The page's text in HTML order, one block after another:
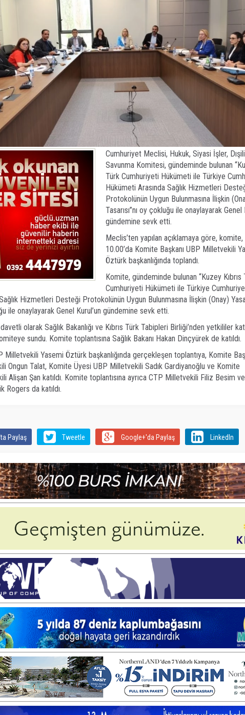
Cumhuriyet Meclisi, Hukuk, Siyasi İşler,
Savunma Komitesi, gündeminde bulunan
Türk Cumhuriyeti Hükümeti ile Türkiye
Hükümeti Arasında Sağlık Hizmetleri
Protokolünün Uygun Bulunmasına İlişkin
Tasarısı”nı oy çokluğu ile onaylayarak Genel
gündemine sevk etti.
Meclis’ten yapılan açıklamaya göre,
10.00’da Komite Başkanı UBP Milletvekili
Öztürk başkanlığında toplandı.
Komite, gündeminde bulunan “Kuzey Kıbrıs
Cumhuriyeti Hükümeti ile Türkiye
Hizmetleri Desteği Protokolünün Uygun Bulunmasına İlişkin (Onay) Yasa
ile onaylayarak Genel Kurul’un gündemine sevk etti.
olarak Sağlık Bakanlığı ve Kıbrıs Türk Tabipleri Birliği’nden yetkililer
sundu. Komite toplantısına Sağlık Bakanı Hakan Dinçyürek de katıldı.
Milletvekili Yasemi Öztürk başkanlığında gerçekleşen toplantıya, Komite
Ongun Talat, Komite Üyesi UBP Milletvekili Sadık Gardiyanoğlu ve Komite
Alişan Şan katıldı. Komite toplantısına ayrıca CTP Milletvekili Filiz Besim ve
Rogers da katıldı.
Paylaş Tweetle Google+'da Paylaş LinkedIn